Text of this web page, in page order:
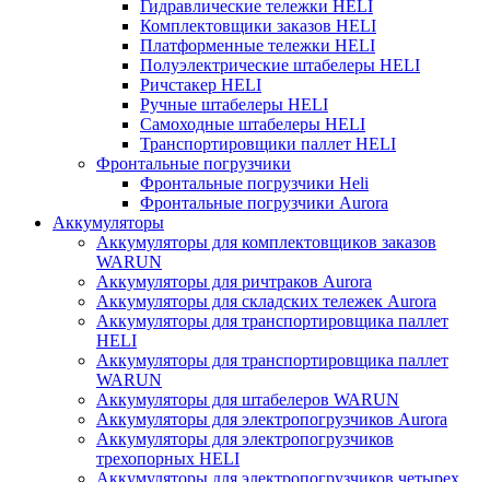
Гидравлические тележки HELI
Комплектовщики заказов HELI
Платформенные тележки HELI
Полуэлектрические штабелеры HELI
Ричстакер HELI
Ручные штабелеры HELI
Самоходные штабелеры HELI
Транспортировщики паллет HELI
Фронтальные погрузчики
Фронтальные погрузчики Heli
Фронтальные погрузчики Aurora
Аккумуляторы
Аккумуляторы для комплектовщиков заказов
WARUN
Аккумуляторы для ричтраков Aurora
Аккумуляторы для складских тележек Aurora
Аккумуляторы для транспортировщика паллет
HELI
Аккумуляторы для транспортировщика паллет
WARUN
Аккумуляторы для штабелеров WARUN
Аккумуляторы для электропогрузчиков Aurora
Аккумуляторы для электропогрузчиков
трехопорных HELI
Аккумуляторы для электропогрузчиков четырех